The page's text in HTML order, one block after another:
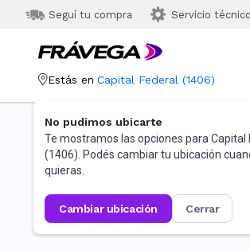
Seguí tu compra Servicio técnico
Estás en Capital Federal (1406)
No pudimos ubicarte
Te mostramos las opciones para Capital
(1406). Podés cambiar tu ubicación
quieras.
cambiar ubicación cerrar